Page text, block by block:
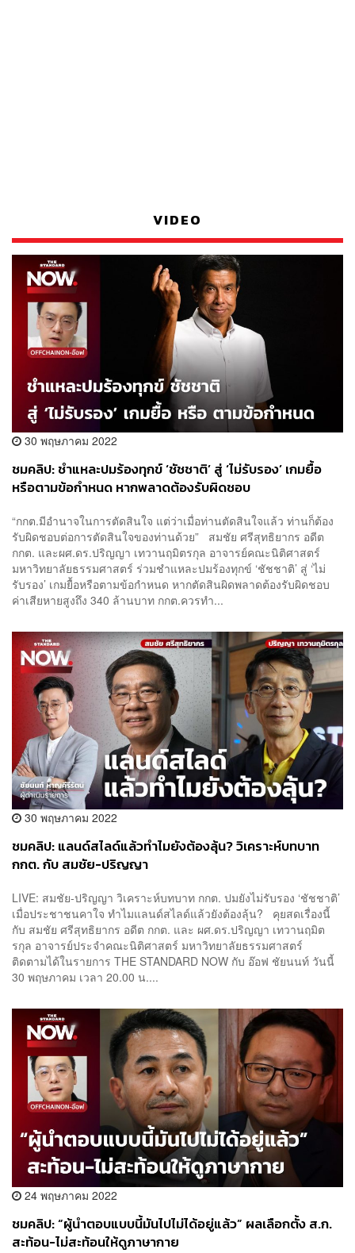
VIDEO
30 พฤษภาคม 2022
ชมคลิป: ชำแหละปมร้องทุกข์ ‘ชัชชาติ’ สู่ ‘ไม่รับรอง’ เกมยื้อ
หรือตามข้อกำหนด หากพลาดต้องรับผิดชอบ
“กกต.มีอำนาจในการตัดสินใจ แต่ว่าเมื่อท่านตัดสินใจแล้ว ท่านก็ต้อง
รับผิดชอบต่อการตัดสินใจของท่านด้วย” สมชัย ศรีสุทธิยากร อดีต
กกต. และผศ.ดร.ปริญญา เทวานฤมิตรกุล อาจารย์คณะนิติศาสตร์
มหาวิทยาลัยธรรมศาสตร์ ร่วมชำแหละปมร้องทุกข์ ‘ชัชชาติ’ สู่ ‘ไม่
รับรอง’ เกมยื้อหรือตามข้อกำหนด หากตัดสินผิดพลาดต้องรับผิดชอบ
ค่าเสียหายสูงถึง 340 ล้านบาท กกต.ควรทำ...
30 พฤษภาคม 2022
ชมคลิป: แลนด์สไลด์แล้วทำไมยังต้องลุ้น? วิเคราะห์บทบาท
กกต. กับ สมชัย-ปริญญา
LIVE: สมชัย-ปริญญา วิเคราะห์บทบาท กกต. ปมยังไม่รับรอง ‘ชัชชาติ’
เมื่อประชาชนคาใจ ทำไมแลนด์สไลด์แล้วยังต้องลุ้น? คุยสดเรื่องนี้
กับ สมชัย ศรีสุทธิยากร อดีต กกต. และ ผศ.ดร.ปริญญา เทวานฤมิต
รกุล อาจารย์ประจำคณะนิติศาสตร์ มหาวิทยาลัยธรรมศาสตร์
ติดตามได้ในรายการ THE STANDARD NOW กับ อ๊อฟ ชัยนนท์ วันนี้
30 พฤษภาคม เวลา 20.00 น....
24 พฤษภาคม 2022
ชมคลิป: “ผู้นำตอบแบบนี้มันไปไม่ได้อยู่แล้ว” ผลเลือกตั้ง ส.ก.
สะท้อน-ไม่สะท้อนให้ดูภาษากาย